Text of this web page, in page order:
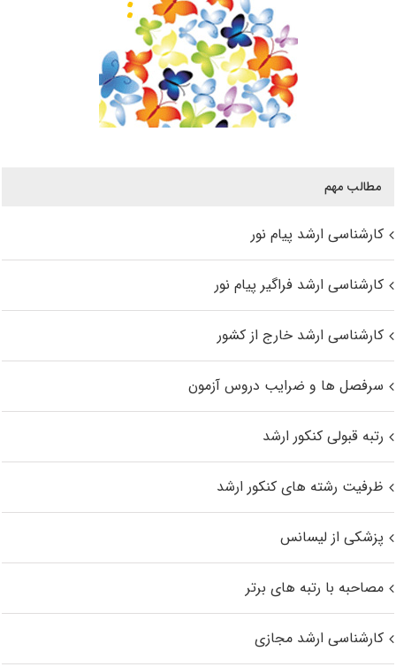
مطالب مهم
کارشناسی ارشد پیام نور
کارشناسی ارشد فراگیر پیام نور
کارشناسی ارشد خارج از کشور
سرفصل ها و ضرایب دروس آزمون
رتبه قبولی کنکور ارشد
ظرفیت رشته های کنکور ارشد
پزشکی از لیسانس
مصاحبه با رتبه های برتر
کارشناسی ارشد مجازی